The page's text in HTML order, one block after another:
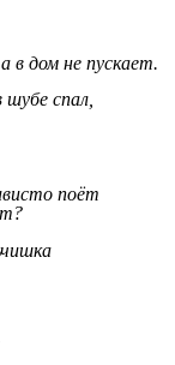
в дом не пускает.
спал,
поёт